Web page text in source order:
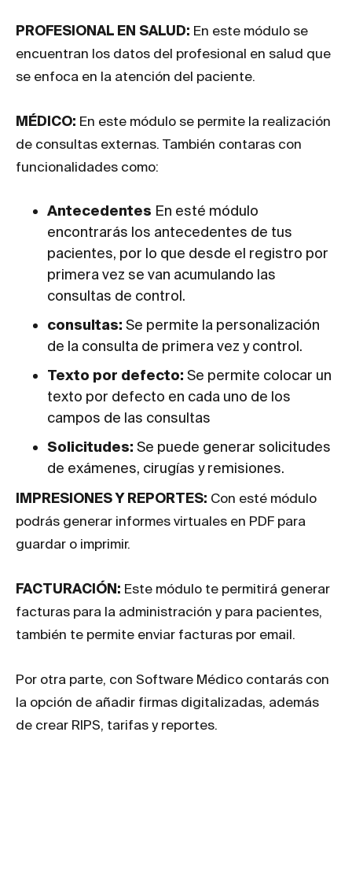
PROFESIONAL EN SALUD: En este módulo se
encuentran los datos del profesional en salud que
se enfoca en la atención del paciente.
MÉDICO: En este módulo se permite la realización
de consultas externas. También contaras con
funcionalidades como:
Antecedentes En esté módulo
encontrarás los antecedentes de tus
pacientes, por lo que desde el registro por
primera vez se van acumulando las
consultas de control.
consultas: Se permite la personalización
de la consulta de primera vez y control.
Texto por defecto: Se permite colocar un
texto por defecto en cada uno de los
campos de las consultas
Solicitudes: Se puede generar solicitudes
de exámenes, cirugías y remisiones.
IMPRESIONES Y REPORTES: Con esté módulo
podrás generar informes virtuales en PDF para
guardar o imprimir.
FACTURACIÓN: Este módulo te permitirá generar
facturas para la administración y para pacientes,
también te permite enviar facturas por email.
Por otra parte, con Software Médico contarás con
la opción de añadir firmas digitalizadas, además
de crear RIPS, tarifas y reportes.